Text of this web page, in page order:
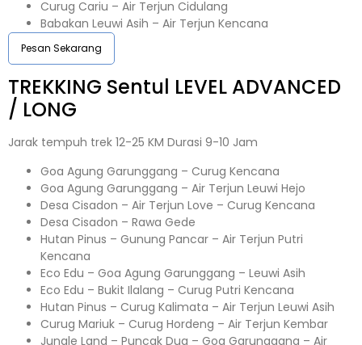
Curug Cariu – Air Terjun Cidulang
Babakan Leuwi Asih – Air Terjun Kencana
Pesan Sekarang
TREKKING Sentul LEVEL ADVANCED
/ LONG
Jarak tempuh trek 12-25 KM Durasi 9-10 Jam
Goa Agung Garunggang – Curug Kencana
Goa Agung Garunggang – Air Terjun Leuwi Hejo
Desa Cisadon – Air Terjun Love – Curug Kencana
Desa Cisadon – Rawa Gede
Hutan Pinus – Gunung Pancar – Air Terjun Putri
Kencana
Eco Edu – Goa Agung Garunggang – Leuwi Asih
Eco Edu – Bukit Ilalang – Curug Putri Kencana
Hutan Pinus – Curug Kalimata – Air Terjun Leuwi Asih
Curug Mariuk – Curug Hordeng – Air Terjun Kembar
Jungle Land – Puncak Dua – Goa Garunggang – Air